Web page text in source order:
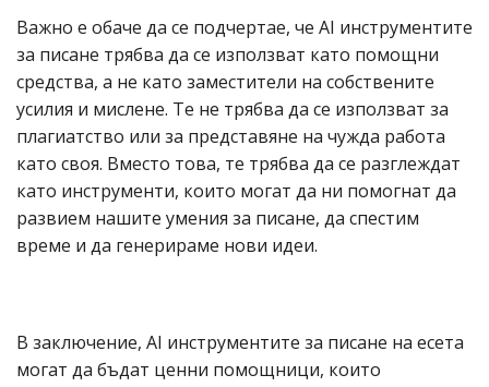
Важно е обаче да се подчертае, че AI инструментите
за писане трябва да се използват като помощни
средства, а не като заместители на собствените
усилия и мислене. Те не трябва да се използват за
плагиатство или за представяне на чужда работа
като своя. Вместо това, те трябва да се разглеждат
като инструменти, които могат да ни помогнат да
развием нашите умения за писане, да спестим
време и да генерираме нови идеи.
В заключение, AI инструментите за писане на есета
могат да бъдат ценни помощници, които